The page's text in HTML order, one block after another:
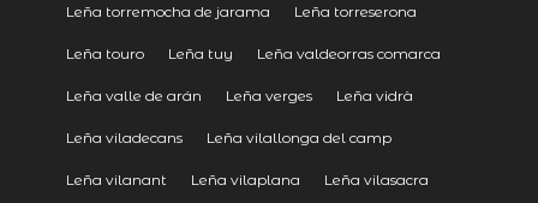
Leña torremocha de jarama Leña torreserona
Leña touro Leña tuy Leña valdeorras comarca
Leña valle de arán Leña verges Leña vidrà
Leña viladecans Leña vilallonga del camp
Leña vilanant Leña vilaplana Leña vilasacra